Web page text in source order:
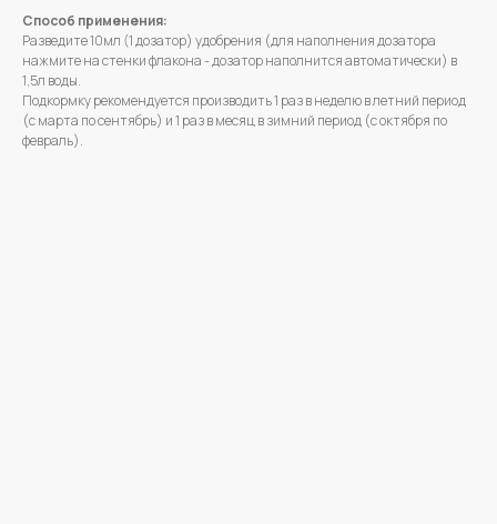
Способ применения:
Разведите 10мл (1 дозатор) удобрения (для наполнения дозатора
нажмите на стенки флакона - дозатор наполнится автоматически) в
1,5л воды.
Подкормку рекомендуется производить 1 раз в неделю в летний период
(с марта по сентябрь) и 1 раз в месяц в зимний период (с октября по
февраль).